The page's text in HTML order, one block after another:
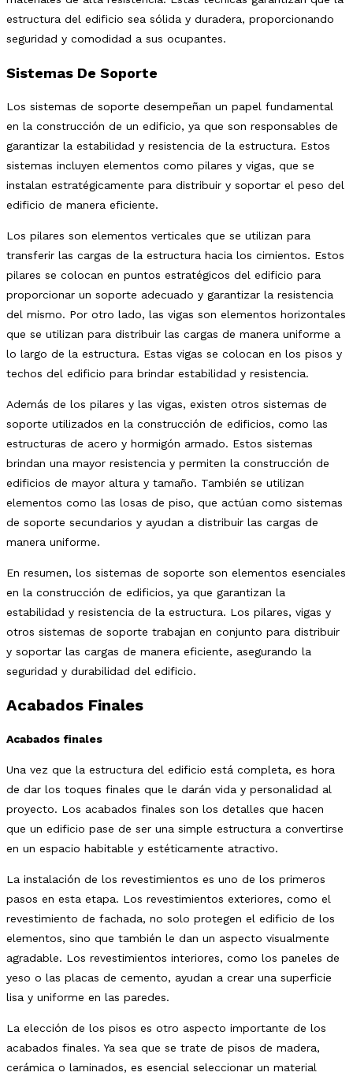
estructura del edificio sea sólida y duradera, proporcionando
seguridad y comodidad a sus ocupantes.
Sistemas De Soporte
Los sistemas de soporte desempeñan un papel fundamental
en la construcción de un edificio, ya que son responsables de
garantizar la estabilidad y resistencia de la estructura. Estos
sistemas incluyen elementos como pilares y vigas, que se
instalan estratégicamente para distribuir y soportar el peso del
edificio de manera eficiente.
Los pilares son elementos verticales que se utilizan para
transferir las cargas de la estructura hacia los cimientos. Estos
pilares se colocan en puntos estratégicos del edificio para
proporcionar un soporte adecuado y garantizar la resistencia
del mismo. Por otro lado, las vigas son elementos horizontales
que se utilizan para distribuir las cargas de manera uniforme a
lo largo de la estructura. Estas vigas se colocan en los pisos y
techos del edificio para brindar estabilidad y resistencia.
Además de los pilares y las vigas, existen otros sistemas de
soporte utilizados en la construcción de edificios, como las
estructuras de acero y hormigón armado. Estos sistemas
brindan una mayor resistencia y permiten la construcción de
edificios de mayor altura y tamaño. También se utilizan
elementos como las losas de piso, que actúan como sistemas
de soporte secundarios y ayudan a distribuir las cargas de
manera uniforme.
En resumen, los sistemas de soporte son elementos esenciales
en la construcción de edificios, ya que garantizan la
estabilidad y resistencia de la estructura. Los pilares, vigas y
otros sistemas de soporte trabajan en conjunto para distribuir
y soportar las cargas de manera eficiente, asegurando la
seguridad y durabilidad del edificio.
Acabados Finales
Acabados finales
Una vez que la estructura del edificio está completa, es hora
de dar los toques finales que le darán vida y personalidad al
proyecto. Los acabados finales son los detalles que hacen
que un edificio pase de ser una simple estructura a convertirse
en un espacio habitable y estéticamente atractivo.
La instalación de los revestimientos es uno de los primeros
pasos en esta etapa. Los revestimientos exteriores, como el
revestimiento de fachada, no solo protegen el edificio de los
elementos, sino que también le dan un aspecto visualmente
agradable. Los revestimientos interiores, como los paneles de
yeso o las placas de cemento, ayudan a crear una superficie
lisa y uniforme en las paredes.
La elección de los pisos es otro aspecto importante de los
acabados finales. Ya sea que se trate de pisos de madera,
cerámica o laminados, es esencial seleccionar un material